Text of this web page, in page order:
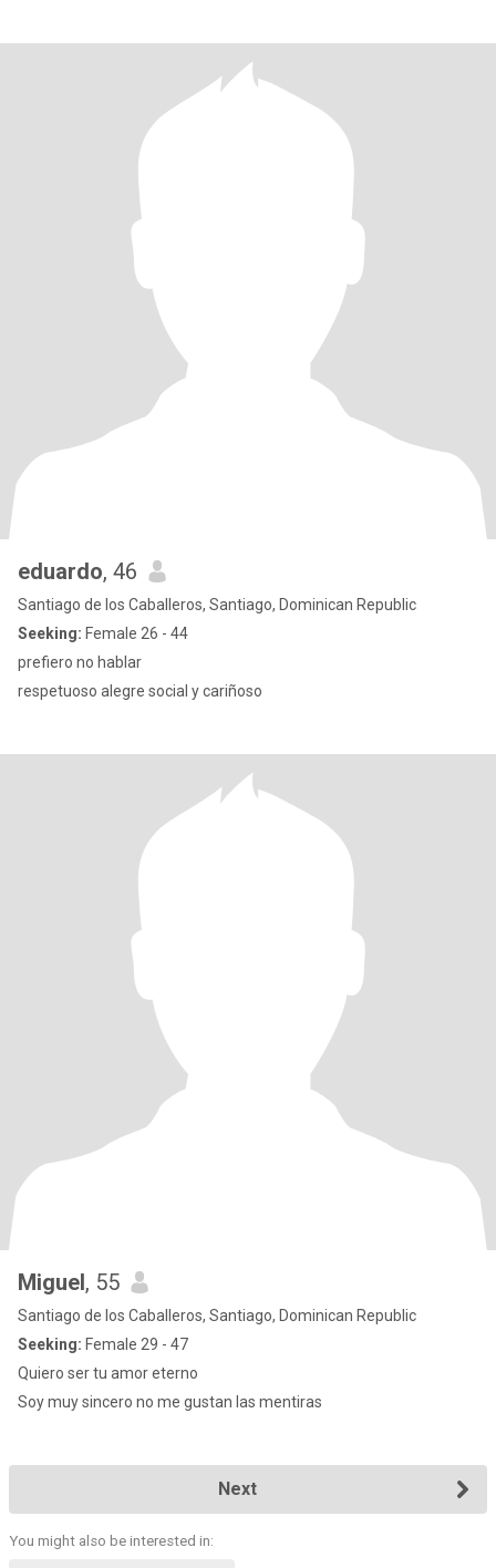
eduardo, 46
Santiago de los Caballeros, Santiago, Dominican Republic
Seeking: Female 26 - 44
prefiero no hablar
respetuoso alegre social y cariñoso
Miguel, 55
Santiago de los Caballeros, Santiago, Dominican Republic
Seeking: Female 29 - 47
Quiero ser tu amor eterno
Soy muy sincero no me gustan las mentiras
Next
You might also be interested in: